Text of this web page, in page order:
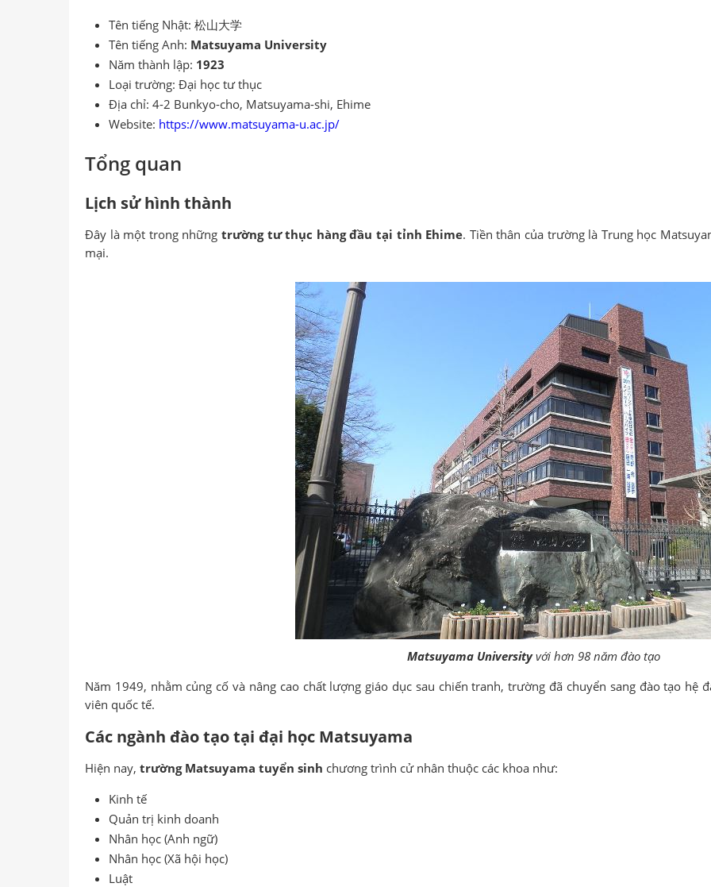
Tên tiếng Nhật: 松山大学
Tên tiếng Anh: Matsuyama University
Năm thành lập: 1923
Loại trường: Đại học tư thục
Địa chỉ: 4-2 Bunkyo-cho, Matsuyama-shi, Ehime
Website: https://www.matsuyama-u.ac.jp/
Tổng quan
Lịch sử hình thành
Đây là một trong những trường tư thục hàng đầu tại tỉnh Ehime. Tiền thân của trường là Trung học
mại.
Matsuyama Universityvới hơn 98 năm đào tạo
Năm 1949, nhằm củng cố và nâng cao chất lượng giáo dục sau chiến tranh, trường đã chuyển sang đào tạo hệ
viên quốc tế.
Các ngành đào tạo tại đại học Matsuyama
Hiện nay, trường Matsuyama tuyển sinh chương trình cử nhân thuộc các khoa như:
Kinh tế
Quản trị kinh doanh
Nhân học (Anh ngữ)
Nhân học (Xã hội học)
Luật